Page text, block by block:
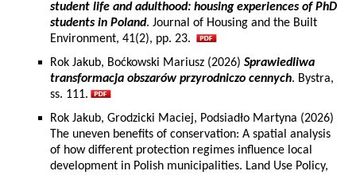
student life and adulthood: housing experiences of PhD
students in Poland. Journal of Housing and the Built
Environment, 41(2), pp. 23.
Rok Jakub, Boćkowski Mariusz (2026) Sprawiedliwa
transformacja obszarów przyrodniczo cennych. Bystra,
ss. 111.
Rok Jakub, Grodzicki Maciej, Podsiadło Martyna (2026)
The uneven benefits of conservation: A spatial analysis
of how different protection regimes influence local
development in Polish municipalities. Land Use Policy,